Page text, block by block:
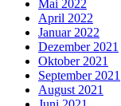
Mai 2022
April 2022
Januar 2022
Dezember 2021
Oktober 2021
September 2021
August 2021